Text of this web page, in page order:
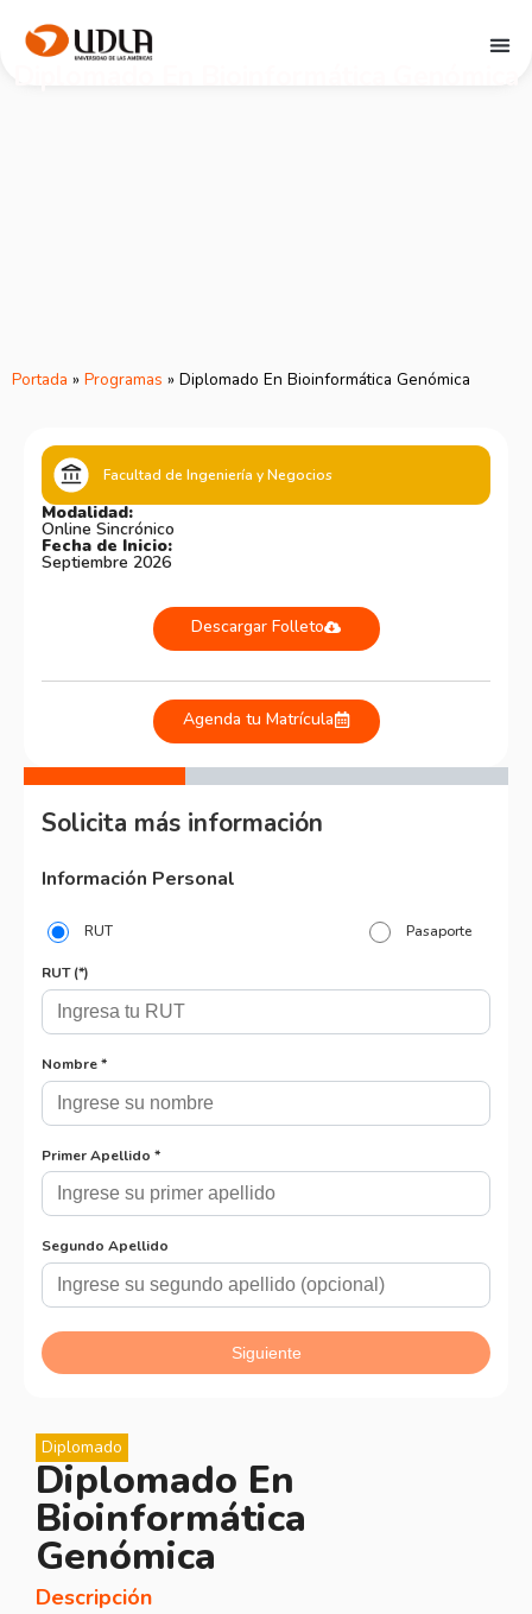
Portada » Programas » Diplomado En Bioinformática Genómica
Facultad de Ingeniería y Negocios
Modalidad:
Online Sincrónico
Fecha de Inicio:
Septiembre 2026
Descargar Folleto
Agenda tu Matrícula
Diplomado
Diplomado En
Bioinformática
Genómica
Descripción